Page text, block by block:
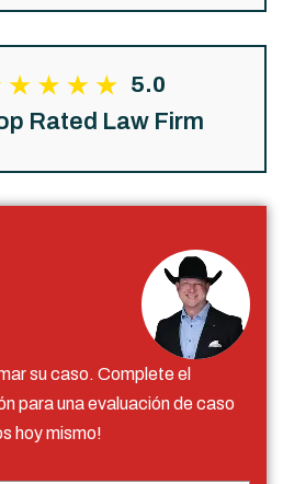
5.0
Rated Law Firm
su caso. Complete el
para una evaluación de caso
hoy mismo!